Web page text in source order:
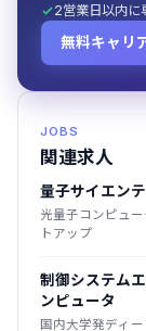
2営業日以内に
無料キャリ
JOBS
関連求人
量子サイエン
光量子コンピュ
トアップ
制御システム
ンピュータ
国内大学発ディ